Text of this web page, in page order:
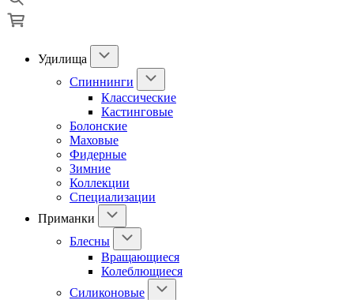
Удилища
Спиннинги
Классические
Кастинговые
Болонские
Маховые
Фидерные
Зимние
Коллекции
Специализации
Приманки
Блесны
Вращающиеся
Колеблющиеся
Силиконовые